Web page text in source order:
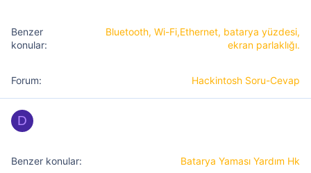
Bluetooth, Wi-Fi,Ethernet, batarya yüzdesi,
ekran parlaklığı.
Hackintosh Soru-Cevap
D
Batarya Yaması Yardım Hk